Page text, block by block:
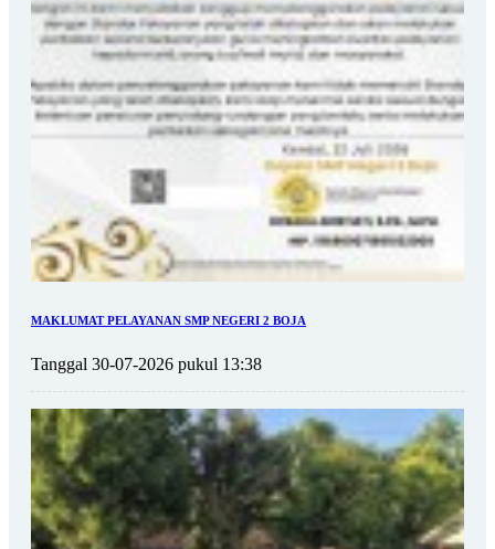
MAKLUMAT PELAYANAN SMP NEGERI 2 BOJA
Tanggal 30-07-2026 pukul 13:38